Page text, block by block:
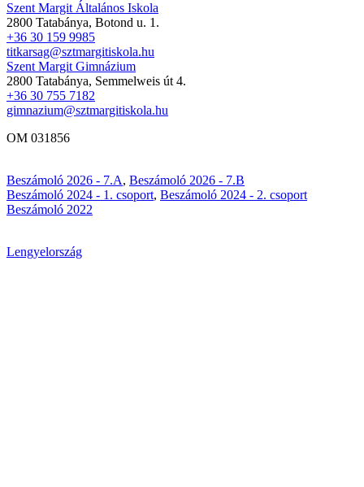
Szent Margit Általános Iskola
2800 Tatabánya, Botond u. 1.
+36 30 159 9985
titkarsag@sztmargitiskola.hu
Szent Margit Gimnázium
2800 Tatabánya, Semmelweis út 4.
+36 30 755 7182
gimnazium@sztmargitiskola.hu
OM 031856
Beszámoló 2026 - 7.A, Beszámoló 2026 - 7.B
Beszámoló 2024 - 1. csoport, Beszámoló 2024 - 2. csoport
Beszámoló 2022
Lengyelország